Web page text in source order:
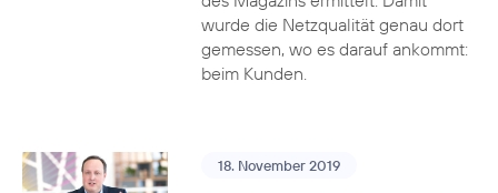
wurde die Netzqualität genau dort
gemessen, wo es darauf ankommt:
beim Kunden.
18. November 2019